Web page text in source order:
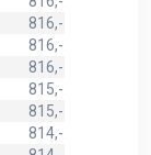
816,-
816,-
816,-
815,-
815,-
814,-